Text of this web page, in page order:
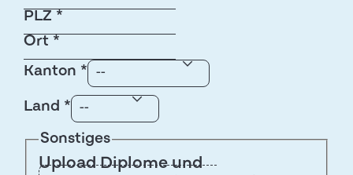
PLZ *
Ort *
Kanton *
Land *
Sonstiges
Upload Diplome und